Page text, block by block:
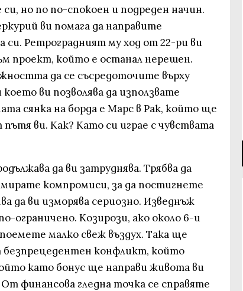
но по по-спокоен и подреден начин.
ви помага да направите
си. Ретроградният му ход от 22-ри ви
проект, който е останал нерешен.
да се съсредоточите върху
ви позволява да използвате
сянка на борда е Марс в Рак, който ще
ви. Как? Като си играе с чувствата
да ви затруднява. Трябва да
компромиси, за да постигнете
да ви изморява сериозно. Изведнъж
ограничено. Козирози, ако около 6-и
малко свеж въздух. Така ще
безпрецедентен конфликт, който
като бонус ще направи живота ви
финансова гледна точка се справяте